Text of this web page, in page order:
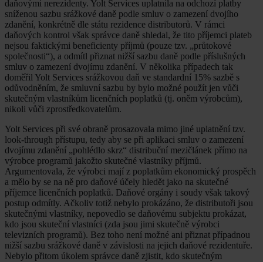
daňovými nerezidenty. Yolt Services uplatnila na odchozí platby
sníženou sazbu srážkové daně podle smluv o zamezení dvojího
zdanění, konkrétně dle státu rezidence distributorů. V rámci
daňových kontrol však správce daně shledal, že tito příjemci plateb
nejsou faktickými beneficienty příjmů (pouze tzv. „průtokové
společnosti“), a odmítl přiznat nižší sazbu daně podle příslušných
smluv o zamezení dvojímu zdanění. V několika případech tak
doměřil Yolt Services srážkovou daň ve standardní 15% sazbě s
odůvodněním, že smluvní sazbu by bylo možné použít jen vůči
skutečným vlastníkům licenčních poplatků (tj. oněm výrobcům),
nikoli vůči zprostředkovatelům.
Yolt Services při své obraně prosazovala mimo jiné uplatnění tzv.
look-through přístupu, tedy aby se při aplikaci smluv o zamezení
dvojímu zdanění „pohlédlo skrz“ distribuční mezičlánek přímo na
výrobce programů jakožto skutečné vlastníky příjmů.
Argumentovala, že výrobci mají z poplatkům ekonomický prospěch
a mělo by se na ně pro daňové účely hledět jako na skutečné
příjemce licenčních poplatků. Daňové orgány i soudy však takový
postup odmítly. Ačkoliv totiž nebylo prokázáno, že distributoři jsou
skutečnými vlastníky, nepovedlo se daňovému subjektu prokázat,
kdo jsou skuteční vlastníci (zda jsou jimi skutečně výrobci
televizních programů). Bez toho není možné ani přiznat případnou
nižší sazbu srážkové daně v závislosti na jejich daňové rezidentuře.
Nebylo přitom úkolem správce daně zjistit, kdo skutečným